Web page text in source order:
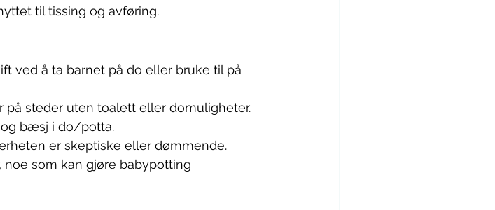
til tissing og avføring.
ved å ta barnet på do eller bruke til på
steder uten toalett eller domuligheter.
og bæsj i do/potta.
er skeptiske eller dømmende.
som kan gjøre babypotting